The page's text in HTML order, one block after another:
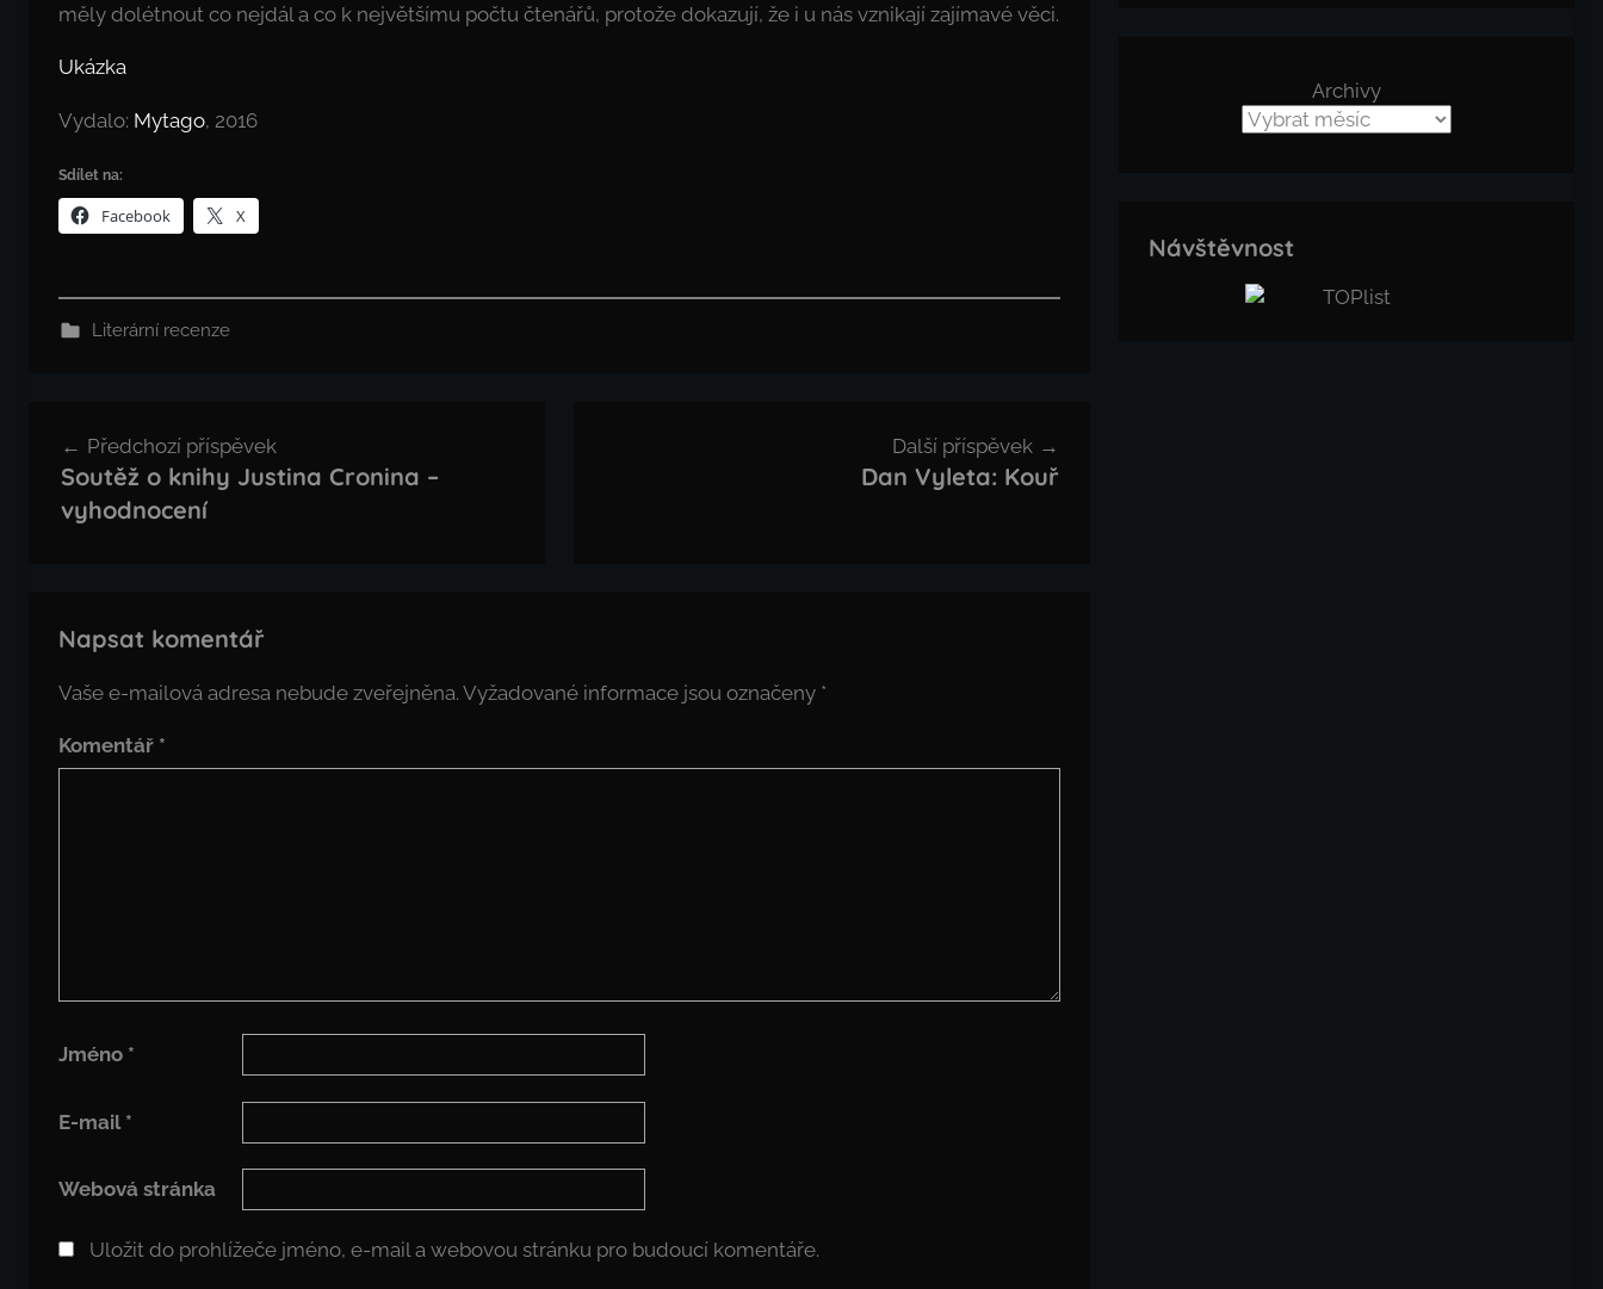
měly dolétnout co nejdál a co k největšímu počtu čtenářů, protože dokazují, že i u nás vznikají zajímavé věci.
Ukázka
Vydalo: Mytago, 2016
Sdílet na:
Facebook X
Literární recenze
pro
příspěvek
Předchozí příspěvek
Soutěž o knihy Justina Cronina –
vyhodnocení
Další příspěvek
Dan Vyleta: Kouř
Napsat komentář
Vaše e-mailová adresa nebude zveřejněna. Vyžadované informace jsou označeny *
Komentář *
Jméno *
E-mail *
Webová stránka
Uložit do prohlížeče jméno, e-mail a webovou stránku pro budoucí komentáře.
Archivy
Návštěvnost